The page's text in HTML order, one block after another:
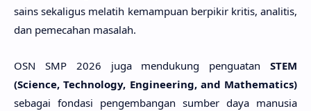
sains sekaligus melatih kemampuan berpikir kritis, analitis,
dan pemecahan masalah.
OSN SMP 2026 juga mendukung penguatan STEM
(Science, Technology, Engineering, and Mathematics)
sebagai fondasi pengembangan sumber daya manusia